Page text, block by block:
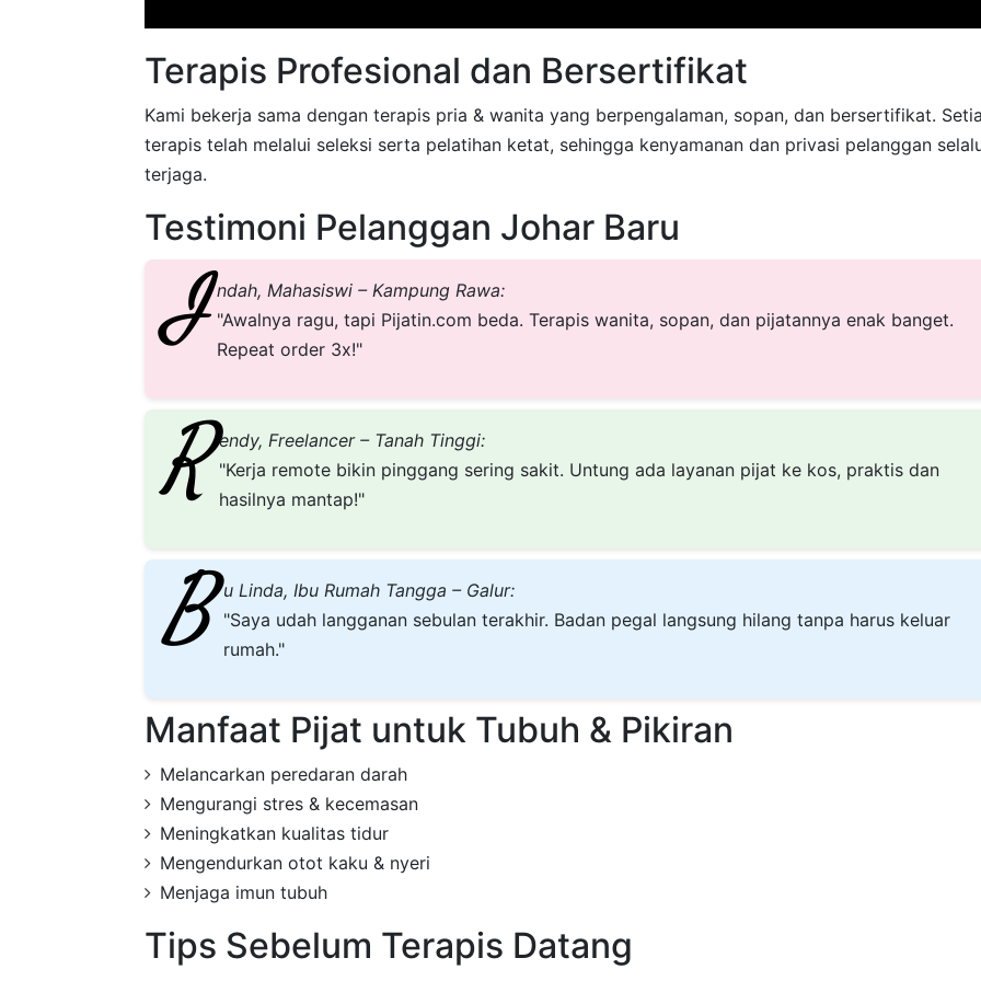
Terapis Profesional dan Bersertifikat
Kami bekerja sama dengan terapis pria & wanita yang berpengalaman, sopan, dan bersertifikat.
terapis telah melalui seleksi serta pelatihan ketat, sehingga kenyamanan dan privasi pelanggan
terjaga.
Testimoni Pelanggan Johar Baru
I ndah, Mahasiswi – Kampung Rawa:
"Awalnya ragu, tapi Pijatin.com beda. Terapis wanita, sopan, dan pijatannya enak banget.
Repeat order 3x!"
R endy, Freelancer – Tanah Tinggi:
"Kerja remote bikin pinggang sering sakit. Untung ada layanan pijat ke kos, praktis dan
hasilnya mantap!"
B u Linda, Ibu Rumah Tangga – Galur:
"Saya udah langganan sebulan terakhir. Badan pegal langsung hilang tanpa harus keluar
rumah."
Manfaat Pijat untuk Tubuh & Pikiran
Melancarkan peredaran darah
Mengurangi stres & kecemasan
Meningkatkan kualitas tidur
Mengendurkan otot kaku & nyeri
Menjaga imun tubuh
Tips Sebelum Terapis Datang